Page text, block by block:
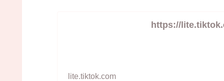
https://
lite.tiktok.com